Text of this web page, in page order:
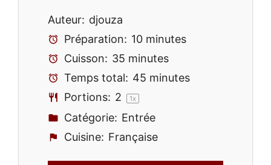
Auteur: djouza
Préparation: 10 minutes
Cuisson: 35 minutes
Temps total: 45 minutes
Portions: 2 1x
Catégorie: Entrée
Cuisine: Française